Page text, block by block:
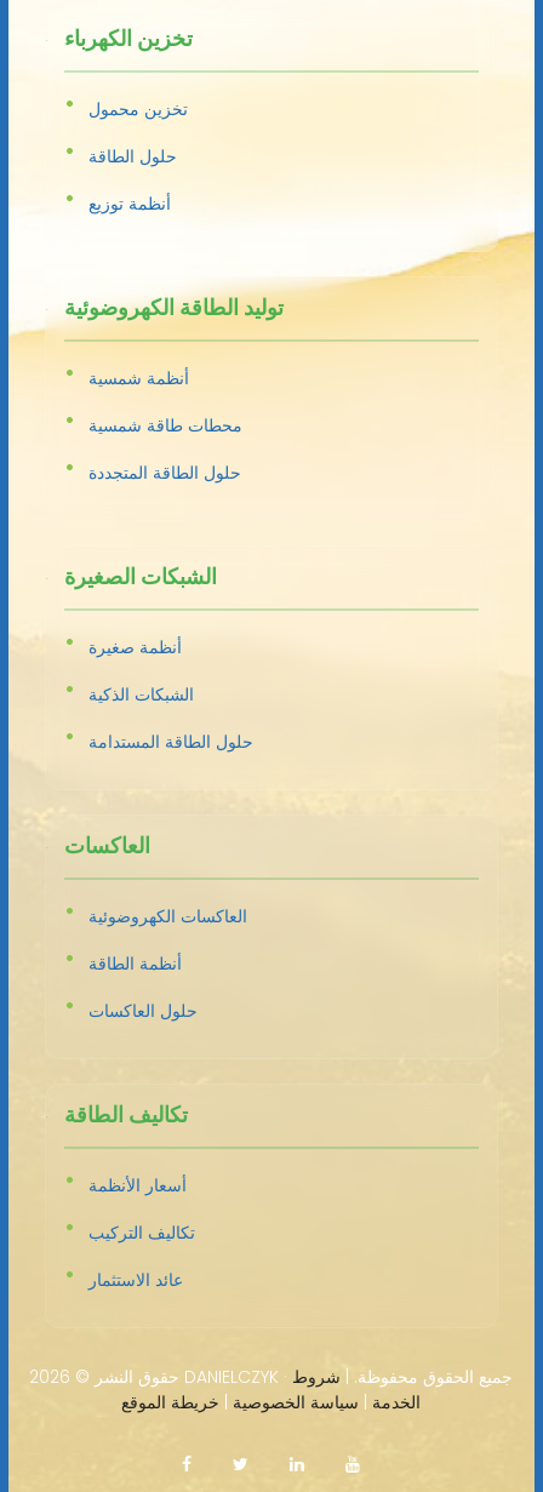
تخزين الكهرباء
تخزين محمول
حلول الطاقة
أنظمة توزيع
توليد الطاقة الكهروضوئية
أنظمة شمسية
محطات طاقة شمسية
حلول الطاقة المتجددة
الشبكات الصغيرة
أنظمة صغيرة
الشبكات الذكية
حلول الطاقة المستدامة
العاكسات
العاكسات الكهروضوئية
أنظمة الطاقة
حلول العاكسات
تكاليف الطاقة
أسعار الأنظمة
تكاليف التركيب
عائد الاستثمار
حقوق النشر © 2026 DANIELCZYK · جميع الحقوق محفوظة. | شروط
الخدمة
سياسة الخصوصية خريطة الموقع